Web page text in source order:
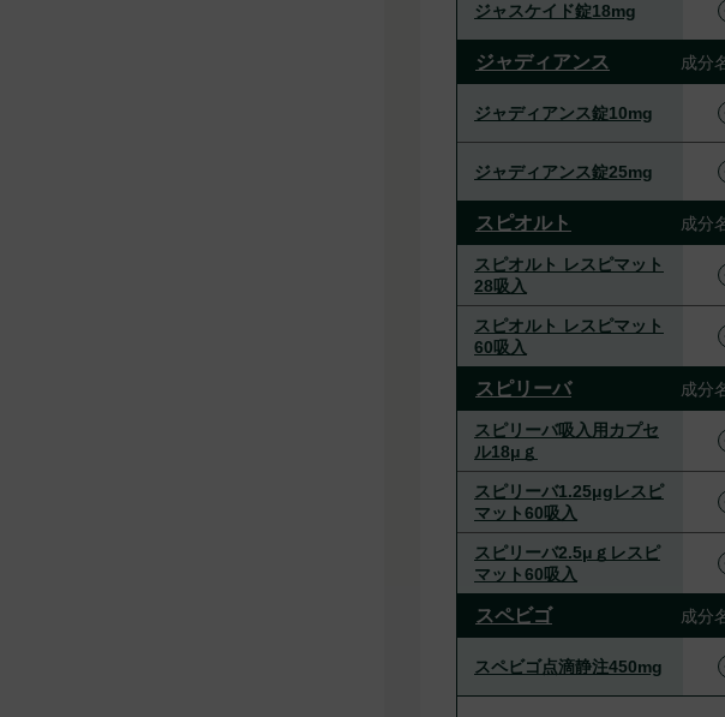
ジャスケイド錠18mg
ジャディアンス 成分
ジャディアンス錠10mg
ジャディアンス錠25mg
スピオルト 成分
スピオルト レスピマット
28吸入
スピオルト レスピマット
60吸入
スピリーバ 成分
スピリーバ吸入用カプセ
ル18μｇ
スピリーバ1.25μgレスピ
マット60吸入
スピリーバ2.5μｇレスピ
マット60吸入
スペビゴ 成分
スペビゴ点滴静注450mg